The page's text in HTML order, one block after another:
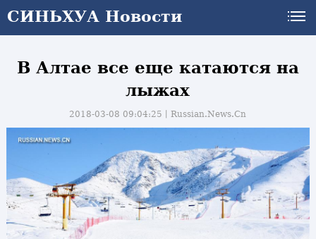
СИНЬХУА Новости
В Алтае все еще катаются на
лыжах
2018-03-08 09:04:25丨Russian.News.Cn